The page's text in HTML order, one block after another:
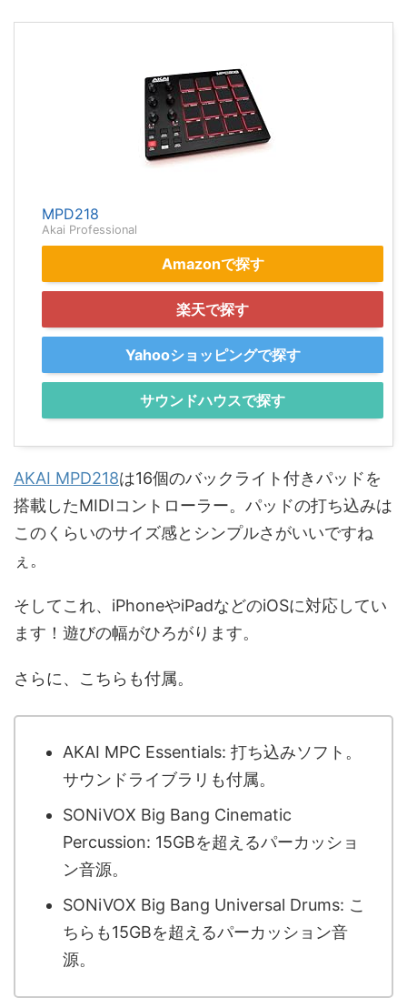
MPD218
Akai Professional
Amazonで探す
楽天で探す
Yahooショッピングで探す
サウンドハウスで探す
AKAI MPD218は16個のバックライト付きパッドを
搭載したMIDIコントローラー。パッドの打ち込みは
このくらいのサイズ感とシンプルさがいいですね
ぇ。
そしてこれ、iPhoneやiPadなどのiOSに対応してい
ます！遊びの幅がひろがります。
さらに、こちらも付属。
AKAI MPC Essentials: 打ち込みソフト。
サウンドライブラリも付属。
SONiVOX Big Bang Cinematic
Percussion: 15GBを超えるパーカッショ
ン音源。
SONiVOX Big Bang Universal Drums: こ
ちらも15GBを超えるパーカッション音
源。